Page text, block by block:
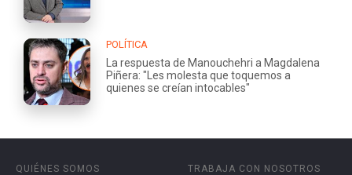
POLÍTICA
La respuesta de Manouchehri a Magdalena
Piñera: "Les molesta que toquemos a
quienes se creían intocables"
QUIÉNES SOMOS
TRABAJA CON NOSOTROS